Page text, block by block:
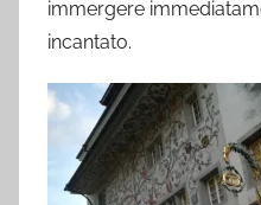
immergere
incantato.